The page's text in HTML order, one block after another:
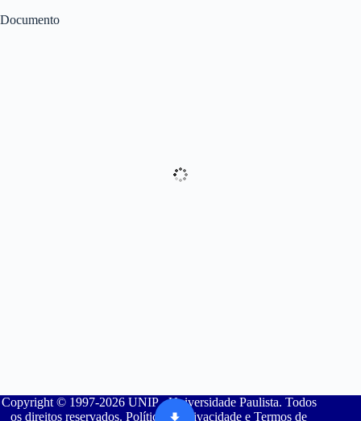
Documento
Copyright © 1997-2026 UNIP - Universidade Paulista. Todos
os direitos reservados. Política de Privacidade e Termos de